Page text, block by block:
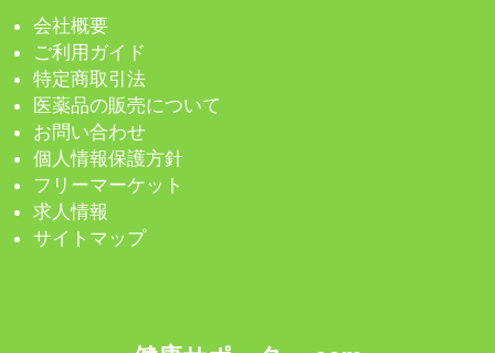
会社概要
ご利用ガイド
特定商取引法
医薬品の販売について
お問い合わせ
個人情報保護方針
フリーマーケット
求人情報
サイトマップ